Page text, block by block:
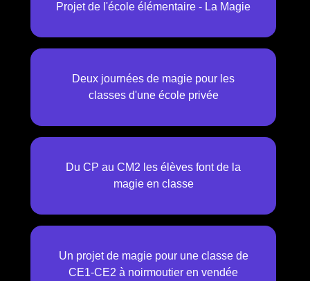
Projet de l'école élémentaire - La Magie
Deux journées de magie pour les
classes d'une école privée
Du CP au CM2 les élèves font de la
magie en classe
Un projet de magie pour une classe de
CE1-CE2 à noirmoutier en vendée